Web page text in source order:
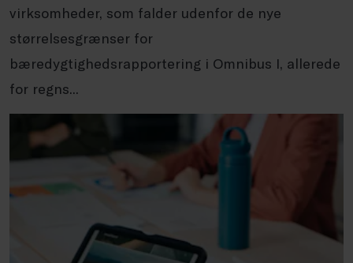
virksomheder, som falder udenfor de nye
størrelsesgrænser for
bæredygtighedsrapportering i Omnibus I, allerede
for regns...